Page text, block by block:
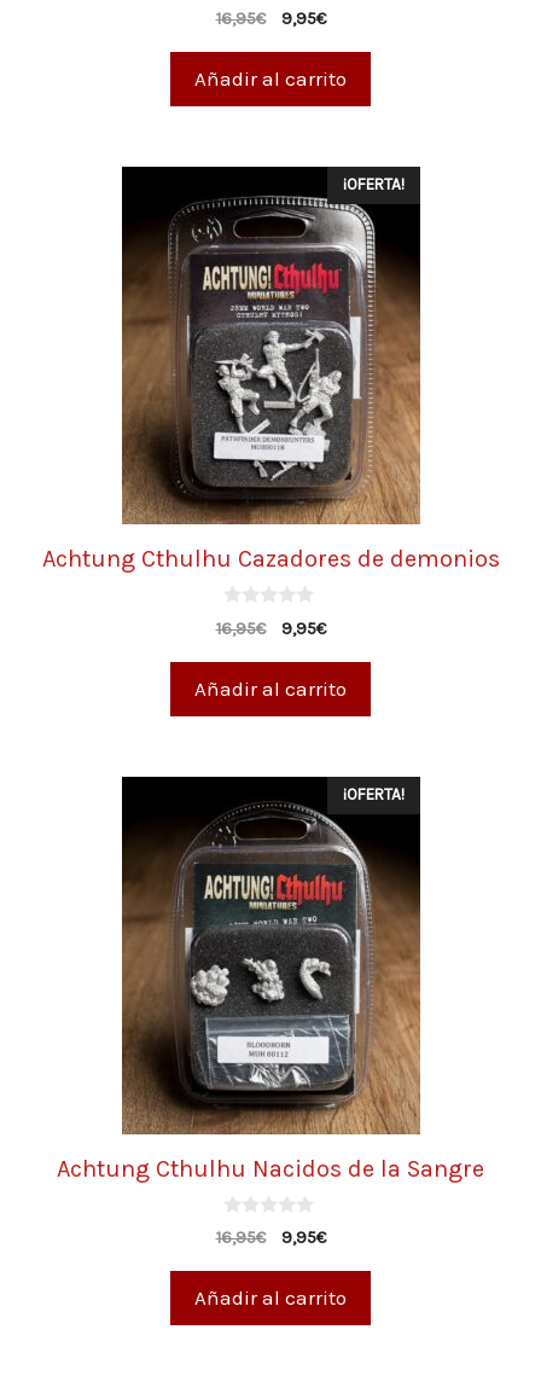
0
d
16,95€ 9,95€
Añadir al carrito
¡OFERTA!
Achtung Cthulhu Cazadores de demonios
0
d
16,95€ 9,95€
Añadir al carrito
¡OFERTA!
Achtung Cthulhu Nacidos de la Sangre
0
d
16,95€ 9,95€
Añadir al carrito